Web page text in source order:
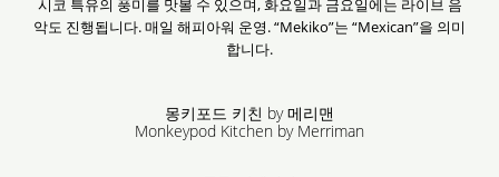
시코 특유의 풍미를 맛볼 수 있으며, 화요일과 금요일에는 라이브 음
악도 진행됩니다. 매일 해피아워 운영. “Mekiko”는 “Mexican”을 의미
합니다.
몽키포드 키친 by 메리맨
Monkeypod Kitchen by Merriman